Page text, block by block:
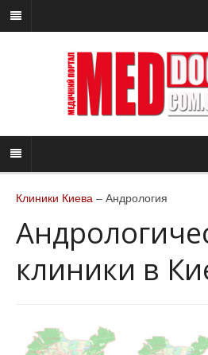
Клиники Киева – Андрология
клиники в